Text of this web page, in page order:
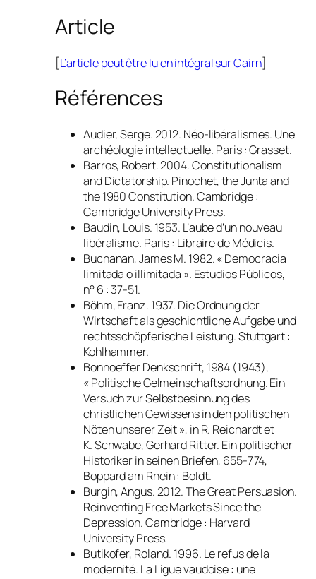
Article
[L’article peut être lu en intégral sur Cairn]
Références
Audier, Serge. 2012. Néo-libéralismes. Une
archéologie intellectuelle. Paris : Grasset.
Barros, Robert. 2004.Constitutionalism
and Dictatorship. Pinochet, the Junta and
the 1980 Constitution. Cambridge :
Cambridge University Press.
Baudin, Louis. 1953. L’aube d’un nouveau
libéralisme. Paris : Libraire de Médicis.
Buchanan, James M. 1982. « Democracia
limitada o illimitada ». Estudios Públicos,
n° 6 : 37-51.
Böhm, Franz. 1937. Die Ordnung der
Wirtschaft als geschichtliche Aufgabe und
rechtsschöpferische Leistung. Stuttgart :
Kohlhammer.
Bonhoeffer Denkschrift, 1984 (1943),
« Politische Gelmeinschaftsordnung. Ein
Versuch zur Selbstbesinnung des
christlichen Gewissens in den politischen
Nöten unserer Zeit », inR. Reichardt et
K. Schwabe,Gerhard Ritter. Ein politischer
Historiker in seinen Briefen, 655-774,
Boppard am Rhein : Boldt.
Burgin, Angus. 2012.The Great Persuasion.
Reinventing Free Markets Since the
Depression. Cambridge : Harvard
University Press.
Butikofer, Roland. 1996. Le refus de la
modernité. La Ligue vaudoise : une